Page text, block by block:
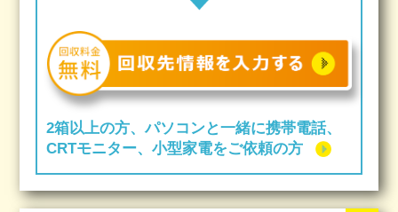
2箱以上の方、パソコンと一緒に携帯電話、
CRTモニター、小型家電をご依頼の方